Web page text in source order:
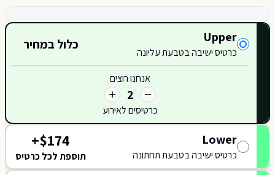
420
421
קטגוריות כרטיסים זמינות
Upper
כרטיס ישיבה בטבעת עליונה
כלול במחיר
אנחנו רוצים
2
כרטיסים לאירוע
Lower
כרטיס ישיבה בטבעת תחתונה
$174
+
תוספת לכל כרטיס